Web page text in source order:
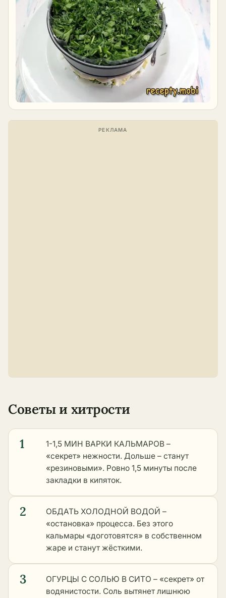
Советы и хитрости
1
1-1,5 МИН ВАРКИ КАЛЬМАРОВ –
«секрет» нежности. Дольше – станут
«резиновыми». Ровно 1,5 минуты после
закладки в кипяток.
2
ОБДАТЬ ХОЛОДНОЙ ВОДОЙ –
«остановка» процесса. Без этого
кальмары «доготовятся» в собственном
жаре и станут жёсткими.
3
ОГУРЦЫ С СОЛЬЮ В СИТО – «секрет» от
водянистости. Соль вытянет лишнюю